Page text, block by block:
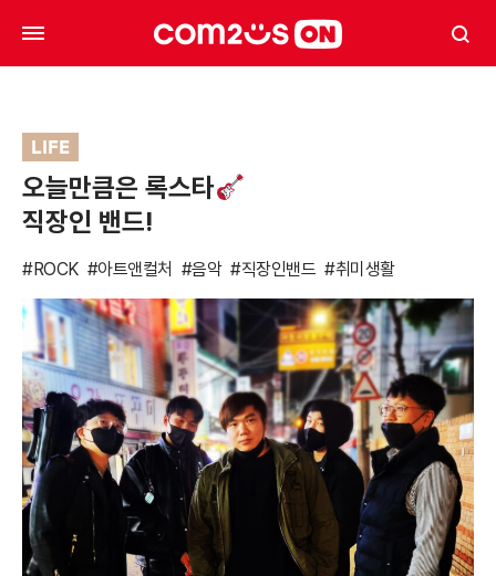
LIFE
오늘만큼은 록스타
직장인 밴드!
#ROCK #아트앤컬처 #음악 #직장인밴드 #취미생활